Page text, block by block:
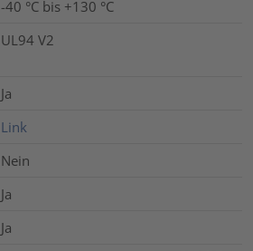
-40 °C bis +130 °C
UL94 V2
Ja
Link
Nein
Ja
Ja